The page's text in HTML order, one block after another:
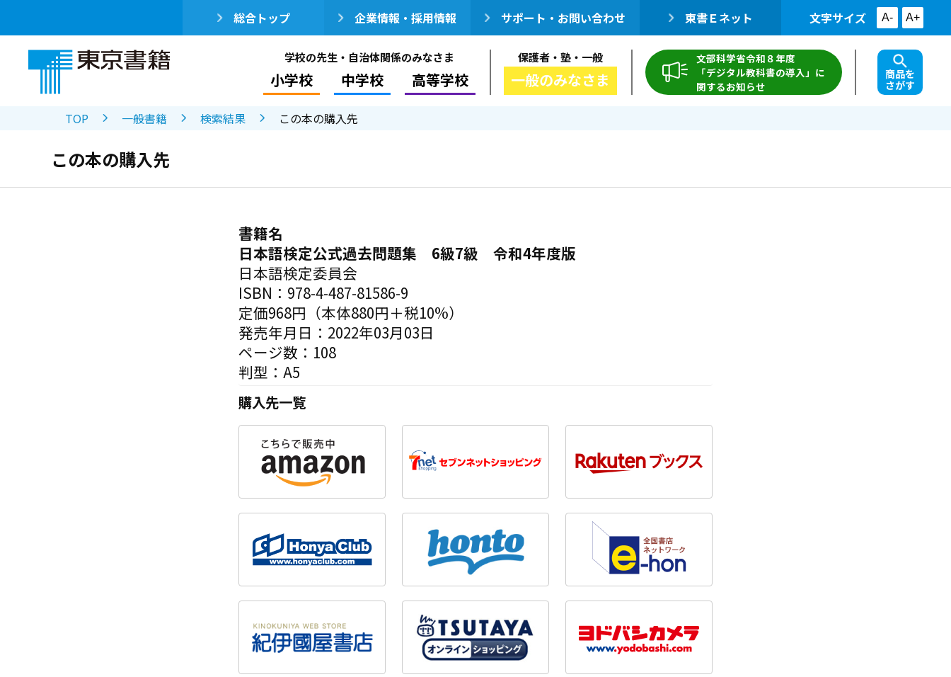
総合トップ 企業情報・採用情報 サポート・お問い合わせ 東書Ｅネット 文字サイズ A- A+
学校の先生・自治体関係のみなさま
小学校 中学校 高等学校
保護者・塾・一般
一般のみなさま
文部科学省令和８年度
「デジタル教科書の導入」に
関するお知らせ
商品を
さがす
TOP 一般書籍 検索結果 この本の購入先
この本の購入先
書籍名
日本語検定公式過去問題集 6級7級 令和4年度版
日本語検定委員会
ISBN：978-4-487-81586-9
定価968円（本体880円＋税10%）
発売年月日：2022年03月03日
ページ数：108
判型：A5
購入先一覧